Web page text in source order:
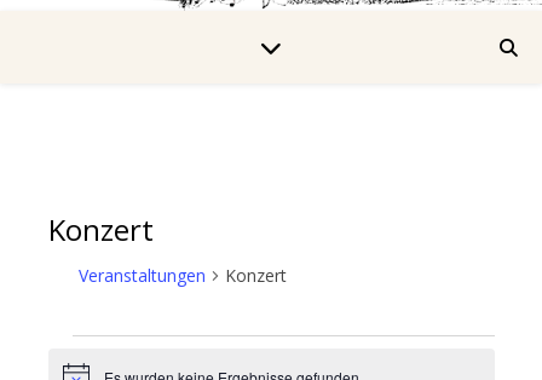
Konzert
Veranstaltungen Konzert
Veranstaltungen